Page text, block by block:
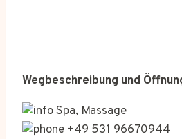
Wegbeschreibung und
Spa, Massage
+49 531 96670944